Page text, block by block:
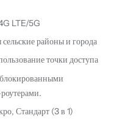
LTE/5G
районы и города
точки доступа
Стандарт (3 в 1)